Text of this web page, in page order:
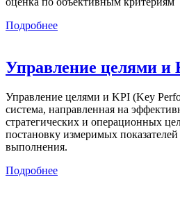
Подробнее
Управление целями и
Управление целями и KPI (Key
система, направленная на
стратегических и операционных
постановку измеримых
выполнения.
Подробнее